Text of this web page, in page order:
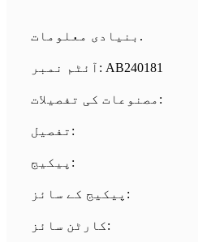
بنیادی معلومات.
آئٹم نمبر: AB240181
مصنوعات کی تفصیلات:
تفصیل:
پیکیج:
پیکیج کے سائز:
کارٹن سائز: